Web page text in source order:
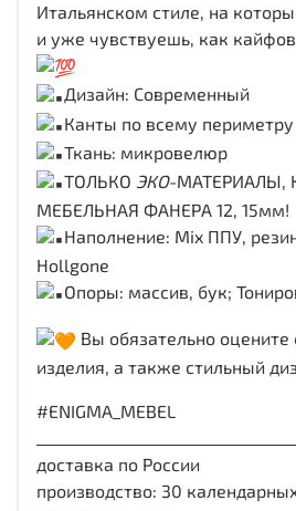
Итальянском стиле, на
и уже чувствуешь, как
Дизайн: Современный
Канты по всему периметру
Ткань: микровелюр
ТОЛЬКО ЭКО-МАТЕРИАЛЫ,
МЕБЕЛЬНАЯ ФАНЕРА 12, 15мм!
Наполнение: Mix ППУ,
Hollgone
Опоры: массив, бук;
Вы обязательно
изделия, а также стильный
#ENIGMA_MEBEL
доставка по России
производство: 30